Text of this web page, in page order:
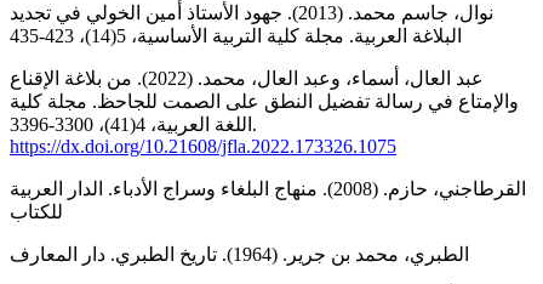
نوال، جاسم محمد. (2013). جهود الأستاذ أمين الخولي في تجديد
البلاغة العربية. مجلة كلية التربية الأساسية، 5(14)، 423-435
عبد العال، أسماء، وعبد العال، محمد. (2022). من بلاغة الإقناع
والإمتاع في رسالة تفضيل النطق على الصمت للجاحظ. مجلة كلية
اللغة العربية، 4(41)، 3300-3396.
https://dx.doi.org/10.21608/jfla.2022.173326.1075
القرطاجني، حازم. (2008). منهاج البلغاء وسراج الأدباء. الدار العربية
للكتاب
الطبري، محمد بن جرير. (1964). تاريخ الطبري. دار المعارف